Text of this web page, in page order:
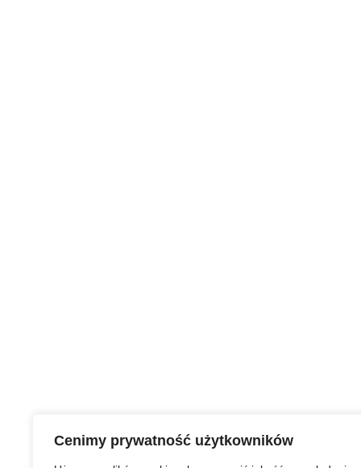
Cenimy prywatność użytkowników